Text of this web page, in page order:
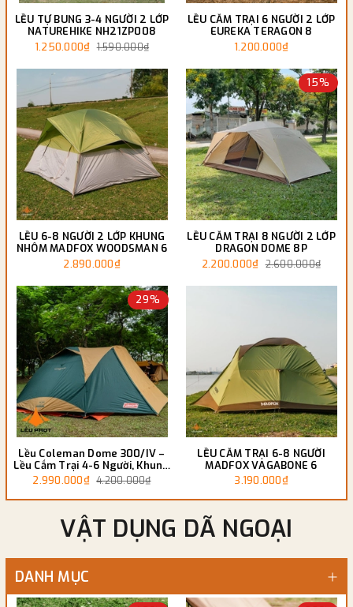
LỀU TỰ BUNG 3-4 NGƯỜI 2 LỚP
NATUREHIKE NH21ZP008
1.250.000₫ 1.590.000₫
LỀU CẮM TRẠI 6 NGƯỜI 2 LỚP
EUREKA TERAGON 8
1.200.000₫
LỀU 6-8 NGƯỜI 2 LỚP KHUNG
NHÔM MADFOX WOODSMAN 6
2.890.000₫
15%
LỀU CẮM TRẠI 8 NGƯỜI 2 LỚP
DRAGON DOME 8P
2.200.000₫ 2.600.000₫
29%
Lều Coleman Dome 300/IV –
Lều Cắm Trại 4-6 Người, Khung
Nhôm Cao Cấp
2.990.000₫ 4.200.000₫
LỀU CẮM TRẠI 6-8 NGƯỜI
MADFOX VAGABONE 6
3.190.000₫
VẬT DỤNG DÃ NGOẠI
DANH MỤC